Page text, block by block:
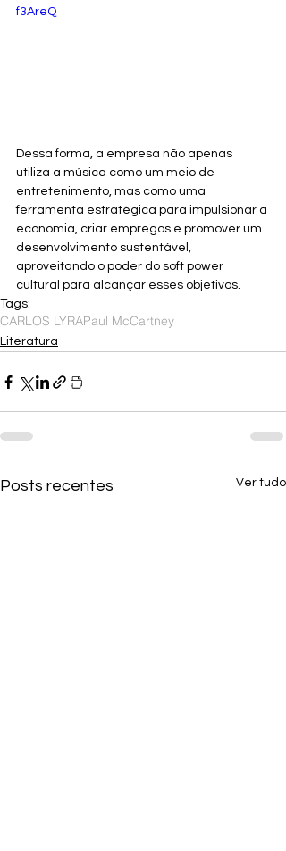
f3AreQ
Dessa forma, a empresa não apenas
utiliza a música como um meio de
entretenimento, mas como uma
ferramenta estratégica para impulsionar a
economia, criar empregos e promover um
desenvolvimento sustentável,
aproveitando o poder do soft power
cultural para alcançar esses objetivos.
Tags:
CARLOS LYRAPaul McCartney
Literatura
Posts recentes Ver tudo